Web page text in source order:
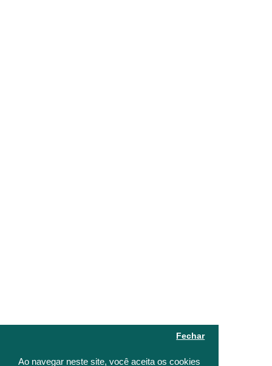
Ao navegar neste site, você aceita os cookies
Fechar